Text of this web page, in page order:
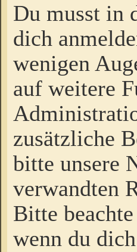
Du musst in
dich
wenigen
auf weitere
zusätzliche
bitte unsere
verwandten
Bitte
wenn du